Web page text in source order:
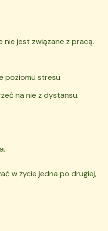
jest związane z pracą.
poziomu stresu.
na nie z dystansu.
w życie jedna po drugiej,